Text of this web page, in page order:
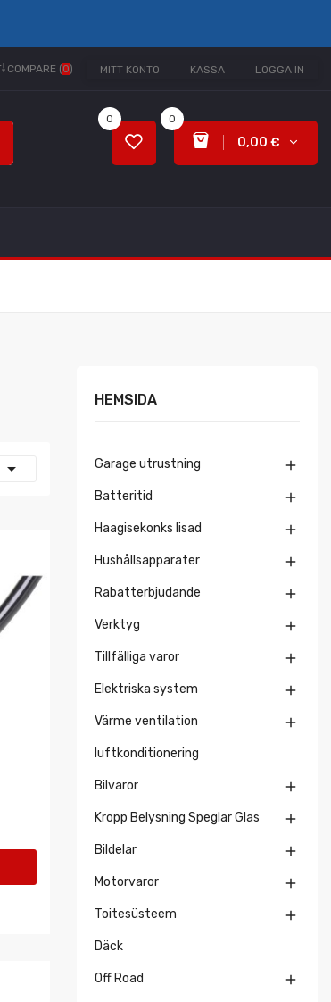
MITT KONTO KASSA LOGGA IN
COMPARE (0)
0
0,00 €
0

HEMSIDA
Garage utrustning 
Batteritid 
Haagisekonks lisad 
Hushållsapparater 
Rabatterbjudande 
Verktyg 
Tillfälliga varor 
Elektriska system 
Värme ventilation
luftkonditionering

Bilvaror 
Kropp Belysning Speglar Glas 
Bildelar 
Motorvaror 
Toitesüsteem 
Däck
Off Road 